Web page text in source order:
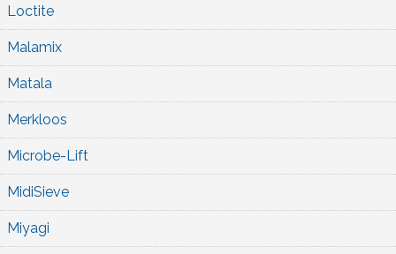
Loctite
Malamix
Matala
Merkloos
Microbe-Lift
MidiSieve
Miyagi